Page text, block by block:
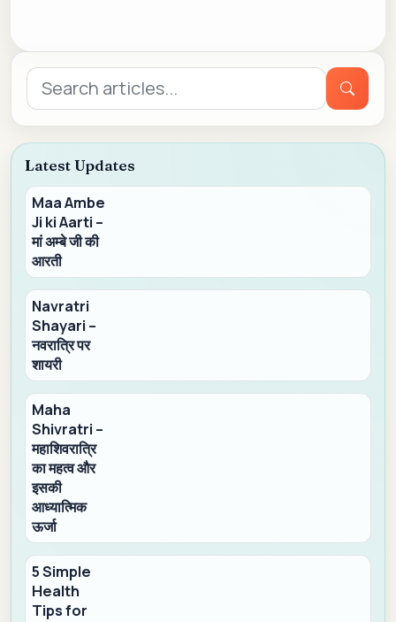
Search
for:
Latest Updates
Maa Ambe
Ji ki Aarti –
मां अम्बे जी की
आरती
Navratri
Shayari –
नवरात्रि पर
शायरी
Maha
Shivratri –
महाशिवरात्रि
का महत्व और
इसकी
आध्यात्मिक
ऊर्जा
5 Simple
Health
Tips for